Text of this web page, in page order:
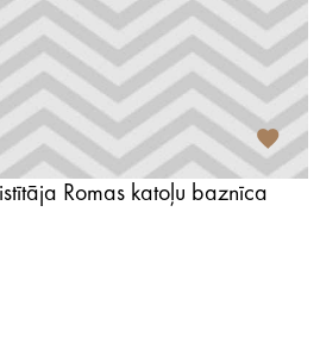
Romas katoļu baznīca